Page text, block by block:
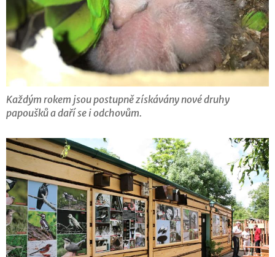
Každým rokem jsou postupně získávány nové druhy
papoušků a daří se i odchovům.